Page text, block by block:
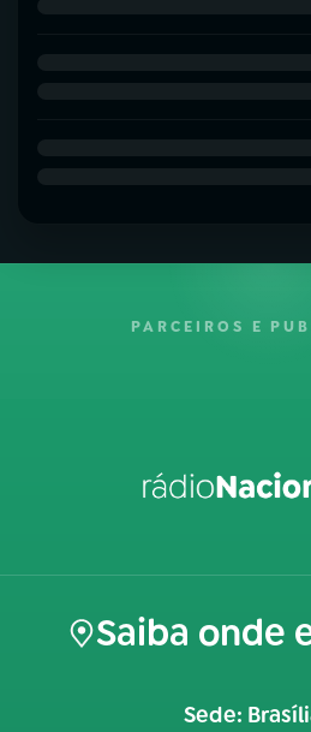
PARCEIROS E
Saiba onde
Sede: